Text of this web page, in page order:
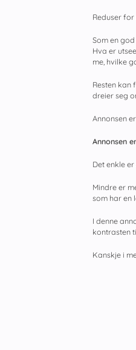
Reduser
Som en
Hva er
me, hvilke
Resten kan
dreier seg
Annonsen
Annonsen
Det enkle
Mindre er
som har en
I denne
kontrasten
Kanskje i